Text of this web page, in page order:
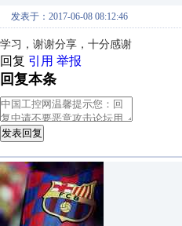
发表于：2017-06-08 08:12:46
学习，谢谢分享，十分感谢
回复 引用 举报
回复本条
发表回复